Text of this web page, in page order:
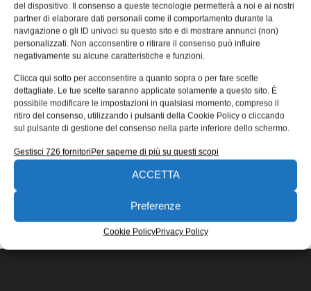
del dispositivo. Il consenso a queste tecnologie permetterà a noi e ai nostri
partner di elaborare dati personali come il comportamento durante la
navigazione o gli ID univoci su questo sito e di mostrare annunci (non)
personalizzati. Non acconsentire o ritirare il consenso può influire
negativamente su alcune caratteristiche e funzioni.
Clicca qui sotto per acconsentire a quanto sopra o per fare scelte
dettagliate. Le tue scelte saranno applicate solamente a questo sito. È
possibile modificare le impostazioni in qualsiasi momento, compreso il
ritiro del consenso, utilizzando i pulsanti della Cookie Policy o cliccando
sul pulsante di gestione del consenso nella parte inferiore dello schermo.
Gestisci 726 fornitoriPer saperne di più su questi scopi
ACCETTA
Preferenze
Cookie PolicyPrivacy Policy
La criminalità informatica, con ransomware e malware in
testa, è la terza economia mondiale grazie al boom del
mercato nero.
Adelmo Sommaruga 01/03/2023
EDICOLA WEB